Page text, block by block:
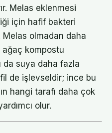
Melas eklenmesi
için hafif bakteri
Melas olmadan daha
kompostu
da suya daha fazla
de işlevseldir; ince bu
hangi tarafı daha çok
olur.